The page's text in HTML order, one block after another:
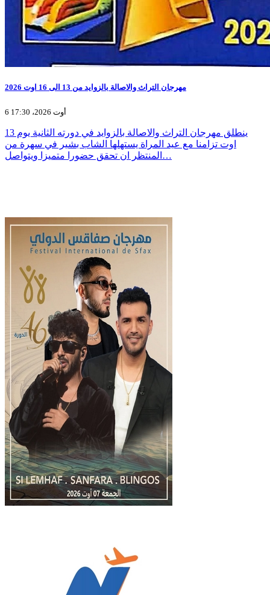
مهرجان التراث والاصالة بالزوايد من 13 الى 16 اوت 2026
6 أوت 2026، 17:30
ينطلق مهرجان التراث والاصالة بالزوايد في دورته الثانية يوم 13
اوت تزامنا مع عيد المراة يستهلها الشاب بشير في سهرة من
المنتظر ان تحقق حضورا متميزا ويتواصل…